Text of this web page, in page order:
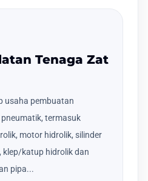
Tenaga Zat
usaha pembuatan
termasuk
motor hidrolik, silinder
klep/katup hidrolik dan
pipa...